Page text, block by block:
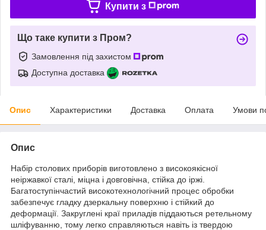
Купити з
Що таке купити з Пром?
Замовлення під захистом
Доступна доставка
Опис Характеристики Доставка Оплата Умови
Опис
Набір столових приборів виготовлено з високоякісної
неіржавкої сталі, міцна і довговічна, стійка до іржі.
Багатоступінчастий високотехнологічний процес обробки
забезпечує гладку дзеркальну поверхню і стійкий до
деформації. Закруглені краї приладів піддаються ретельному
шліфуванню, тому легко справляються навіть із твердою